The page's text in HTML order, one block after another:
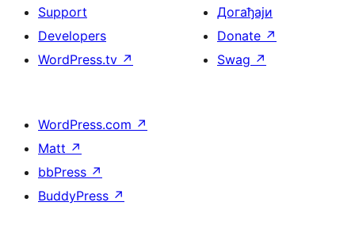
Support
Developers
WordPress.tv ↗
Догађаји
Donate ↗
Swag ↗
WordPress.com ↗
Matt ↗
bbPress ↗
BuddyPress ↗